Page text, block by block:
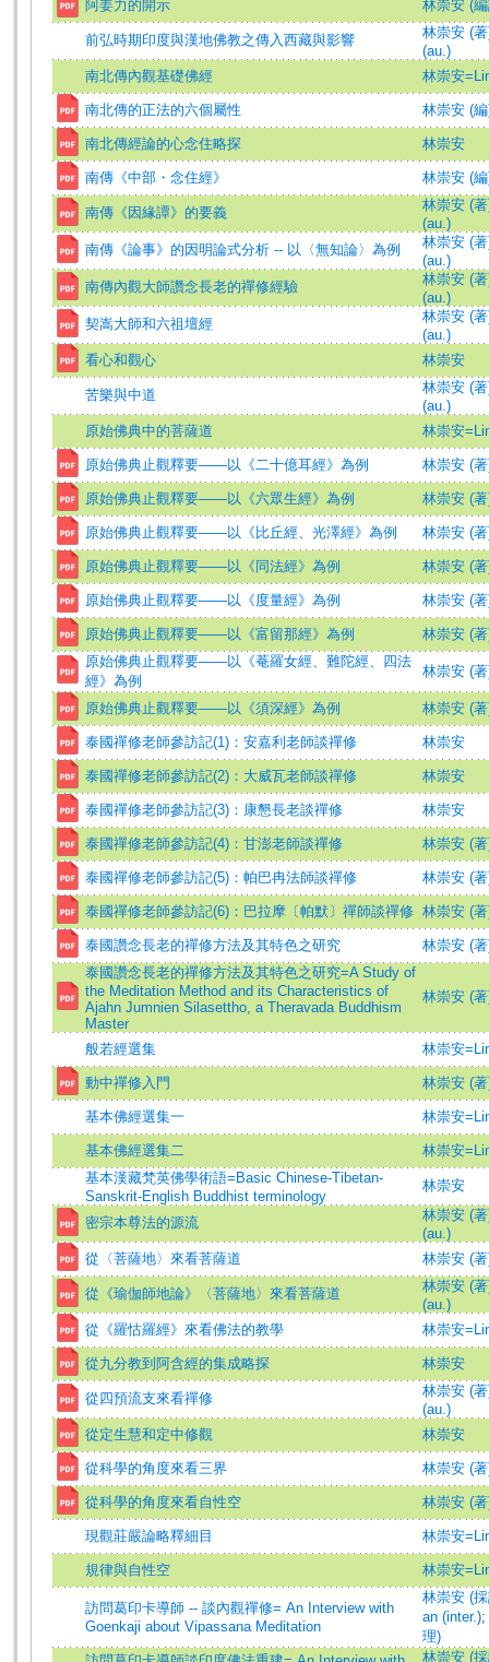
阿姜力的開示 林崇安 (
前弘時期印度與漢地佛教之傳入西藏與影響
林崇安 (
(au.)
南北傳內觀基礎佛經
林崇安
南北傳的正法的六個屬性 林崇安 (
南北傳經論的心念住略探 林崇安
南傳《中部・念住經》 林崇安 (
南傳《因緣譚》的要義
林崇安 (
(au.)
南傳《論事》的因明論式分析 -- 以〈無知論〉為例
林崇安 (
(au.)
南傳內觀大師讚念長老的禪修經驗
林崇安 (
(au.)
契嵩大師和六祖壇經
林崇安 (
(au.)
看心和觀心
林崇安
苦樂與中道
林崇安 (
(au.)
原始佛典中的菩薩道
林崇安
原始佛典止觀釋要――以《二十億耳經》為例 林崇安 (
原始佛典止觀釋要――以《六眾生經》為例 林崇安 (
原始佛典止觀釋要――以《比丘經、光澤經》為例 林崇安 (
原始佛典止觀釋要――以《同法經》為例 林崇安 (
原始佛典止觀釋要――以《度量經》為例 林崇安 (
原始佛典止觀釋要――以《富留那經》為例
林崇安 (
原始佛典止觀釋要――以《菴羅女經、難陀經、四法
經》為例
林崇安 (
原始佛典止觀釋要――以《須深經》為例 林崇安 (
泰國禪修老師參訪記(1)：安嘉利老師談禪修 林崇安
泰國禪修老師參訪記(2)：大威瓦老師談禪修 林崇安
泰國禪修老師參訪記(3)：康懇長老談禪修 林崇安
泰國禪修老師參訪記(4)：甘澎老師談禪修 林崇安 (
泰國禪修老師參訪記(5)：帕巴冉法師談禪修 林崇安 (
泰國禪修老師參訪記(6)：巴拉摩〔帕默〕禪師談禪修 林崇安 (
泰國讚念長老的禪修方法及其特色之研究
林崇安 (
泰國讚念長老的禪修方法及其特色之研究=A Study of
the Meditation Method and its Characteristics of
Ajahn Jumnien Silasettho, a Theravada Buddhism
Master
林崇安 (
般若經選集 林崇安
動中禪修入門 林崇安 (
基本佛經選集一 林崇安
基本佛經選集二
林崇安
基本漢藏梵英佛學術語=Basic Chinese-Tibetan-
Sanskrit-English Buddhist terminology
林崇安
密宗本尊法的源流
林崇安 (
(au.)
從〈菩薩地〉來看菩薩道
林崇安 (
從《瑜伽師地論》〈菩薩地〉來看菩薩道
林崇安 (
(au.)
從《羅怙羅經》來看佛法的教學
林崇安
從九分教到阿含經的集成略探 林崇安
從四預流支來看禪修
林崇安 (
(au.)
從定生慧和定中修觀
林崇安
從科學的角度來看三界 林崇安 (
從科學的角度來看自性空 林崇安 (
現觀莊嚴論略釋細目 林崇安
規律與自性空 林崇安
訪問葛印卡導師 -- 談內觀禪修= An Interview with
Goenkaji about Vipassana Meditation
林崇安 (
an (inter.);
理)
林崇安 (